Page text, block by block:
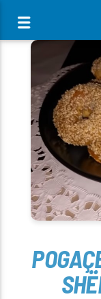
[There are no